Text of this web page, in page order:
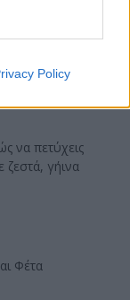
Policy
με
να πετύχεις
ζεστά, γήινα
Φέτα